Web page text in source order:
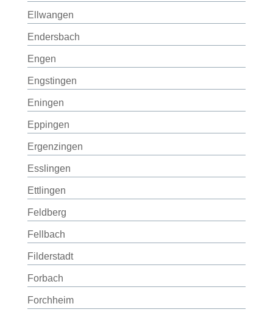
Ellwangen
Endersbach
Engen
Engstingen
Eningen
Eppingen
Ergenzingen
Esslingen
Ettlingen
Feldberg
Fellbach
Filderstadt
Forbach
Forchheim